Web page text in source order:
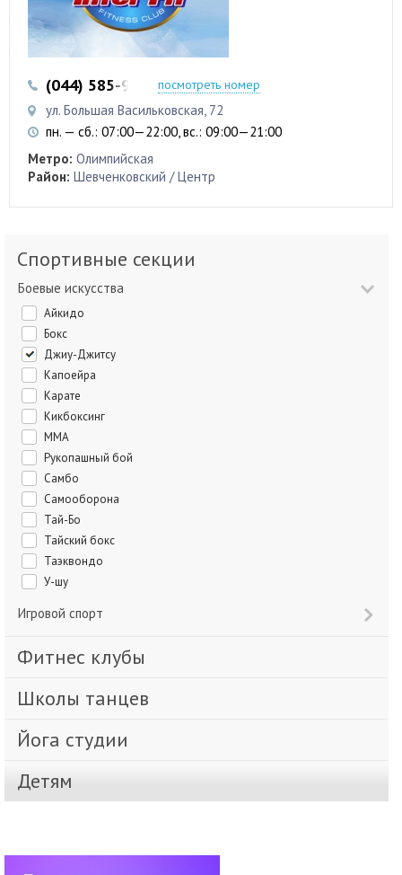
(044) 585-97-43посмотреть номер
ул. Большая Васильковская, 72
пн. — сб.: 07:00—22:00, вс.: 09:00—21:00
Метро: Олимпийская
Район: Шевченковский / Центр
Спортивные секции
Боевые искусства
Айкидо
Бокс
Джиу-Джитсу
Капоейра
Карате
Кикбоксинг
ММА
Рукопашный бой
Самбо
Самооборона
Тай-Бо
Тайский бокс
Таэквондо
У-шу
Игровой спорт
Фитнес клубы
Школы танцев
Йога студии
Детям